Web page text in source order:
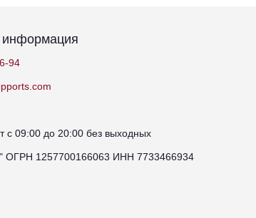
информация
94
с 09:00 до 20:00 без выходных
ОГРН 1257700166063 ИНН 7733466934